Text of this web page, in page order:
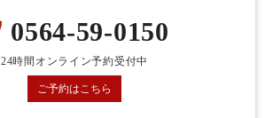
0564-59-0150
24時間オンライン予約受付中
ご予約はこちら